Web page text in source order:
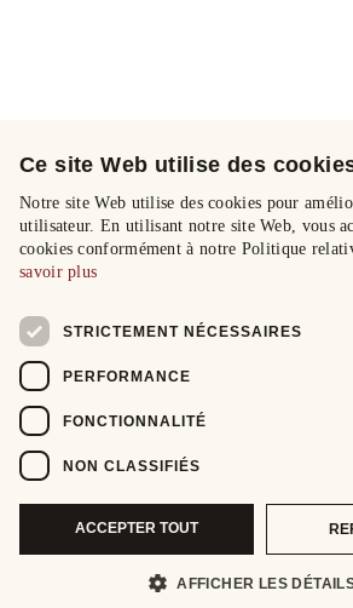
Ce site Web utilise des
Notre site Web utilise des cookies pour
utilisateur. En utilisant notre site Web, vous
cookies conformément à notre Politique
savoir plus
STRICTEMENT NÉCESSAIRES
PERFORMANCE
FONCTIONNALITÉ
NON CLASSIFIÉS
ACCEPTER TOUT
AFFICHER LES